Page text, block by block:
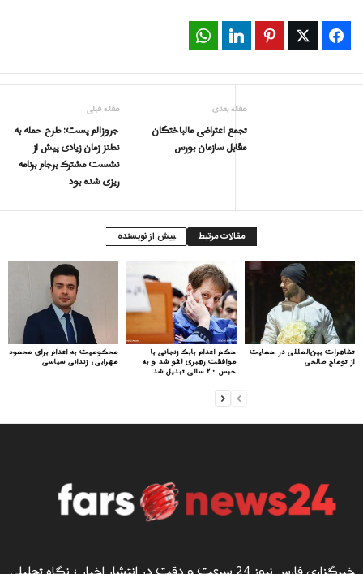
Facebook
Twitter
Pinterest
LinkedIn
مقاله قبلی
جروزالم پست: طرح حمله به
نطنز زمان زیادی پیش از
نشست مشترک برجام برنامه
ریزی شده بود
مقاله بعدی
تجمع اعتراضی مالباختگان
مقابل سازمان بورس
مقالات مرتبط بیش از نویسنده
محکومیت به اعدام برای محمود
مهرابی، زندانی سیاسی
حکم اعدام بابک زنجانی با
موافقت رهبری لغو شد و به
حبس ۲۰ سالی تبدیل شد
تظاهرات بین‌المللی در حمایت
از توماج صالحی